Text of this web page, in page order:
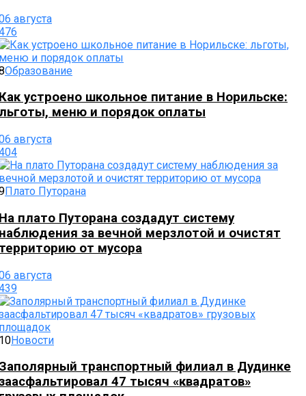
августа
Образование
устроено школьное питание в Норильске:
меню и порядок оплаты
августа
Плато Путорана
плато Путорана создадут систему
за вечной мерзлотой и очистят
от мусора
августа
Новости
транспортный филиал в Дудинке
47 тысяч «квадратов»